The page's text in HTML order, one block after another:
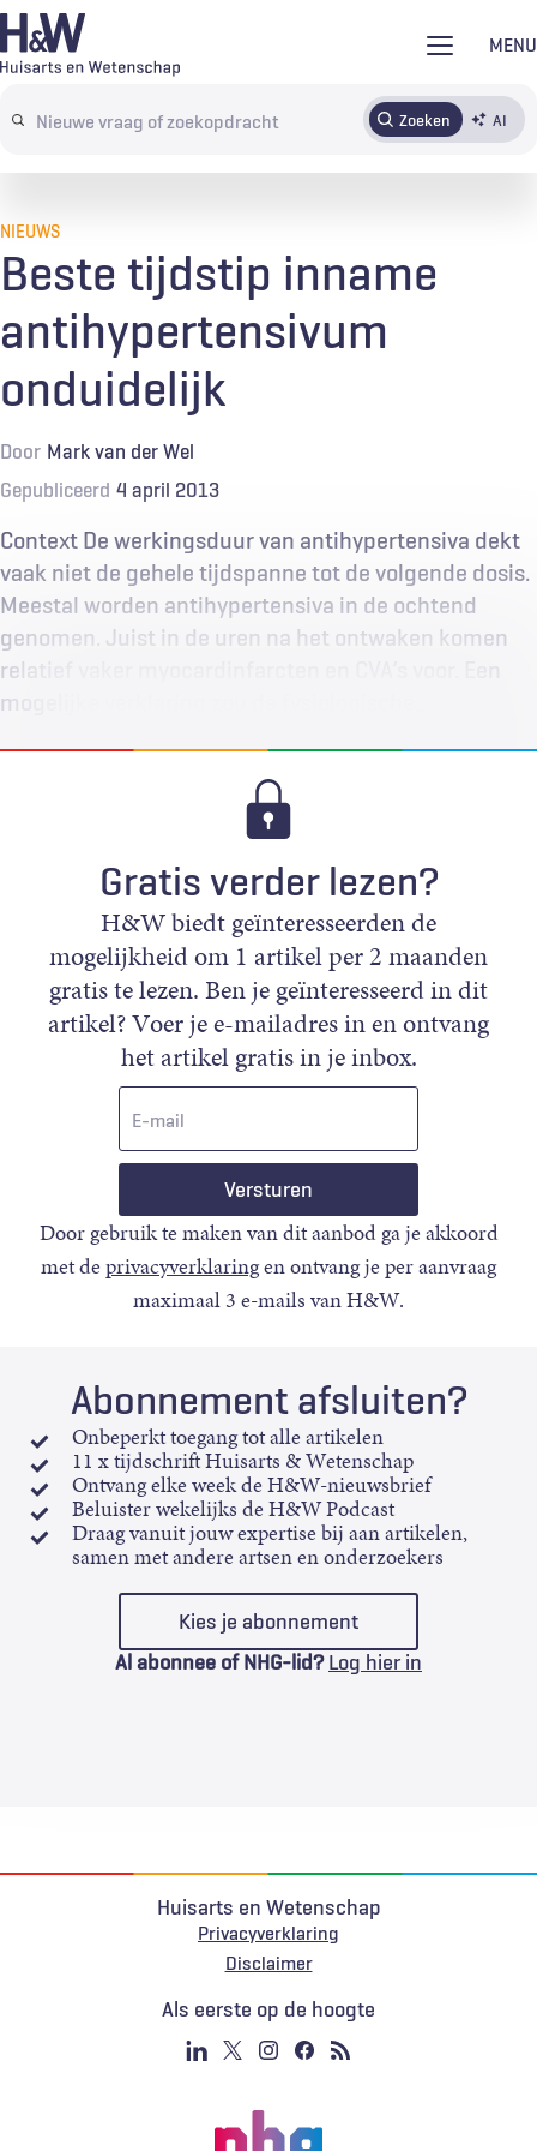
Overslaan
en
de
MENU
Search
terms
Zoeken AI
AbonnerenTijdschrift Inloggen
NIEUWS
Beste tijdstip inname
antihypertensivum
onduidelijk
Door Mark van der Wel
Gepubliceerd 4 april 2013
Context De werkingsduur van antihypertensiva dekt
vaak niet de gehele tijdspanne tot de volgende dosis.
Meestal worden antihypertensiva in de ochtend
genomen. Juist in de uren na het ontwaken komen
relatief vaker myocardinfarcten en CVA’s voor. Een
mogelijke verklaring zou de fysiologische,…
Gratis verder lezen?
H&W biedt geïnteresseerden de
mogelijkheid om 1 artikel per 2 maanden
gratis te lezen. Ben je geïnteresseerd in dit
artikel? Voer je e-mailadres in en ontvang
het artikel gratis in je inbox.
Door gebruik te maken van dit aanbod ga je akkoord
met deprivacyverklaringen ontvang je per aanvraag
maximaal 3 e-mails van H&W.
Abonnement afsluiten?
Onbeperkt toegang tot alle artikelen
11 x tijdschrift Huisarts & Wetenschap
Ontvang elke week de H&W-nieuwsbrief
Beluister wekelijks de H&W Podcast
Draag vanuit jouw expertise bij aan artikelen,
samen met andere artsen en onderzoekers
Kies je abonnement
Al abonnee of NHG-lid? Log hier in
Huisarts en Wetenschap
Privacyverklaring
Voet
Disclaimer
Als eerste op de hoogte